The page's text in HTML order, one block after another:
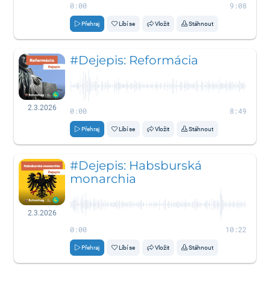
0:00 9:08
Přehraj Líbí se Vložit Stáhnout
2.3.2026
#Dejepis: Reformácia
0:00 8:49
Přehraj Líbí se Vložit Stáhnout
2.3.2026
#Dejepis: Habsburská
monarchia
0:00 10:22
Přehraj Líbí se Vložit Stáhnout